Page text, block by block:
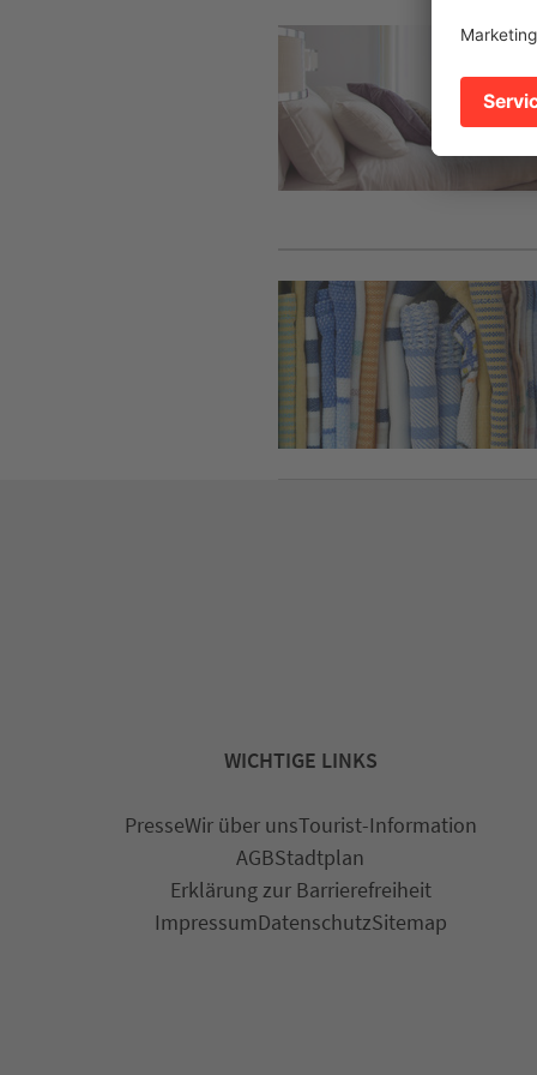
WICHTIGE LINKS
PresseWir über unsTourist-Information
AGBStadtplan
Erklärung zur Barrierefreiheit
ImpressumDatenschutzSitemap